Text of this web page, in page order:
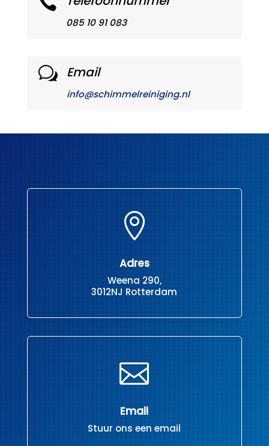
085 10 91 083
w Email
info@schimmelreiniging.nl

Adres
Weena 290,
3012NJ Rotterdam

Email
Stuur ons een email